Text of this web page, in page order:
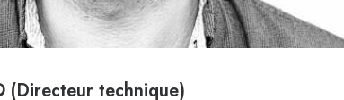
(Directeur technique)